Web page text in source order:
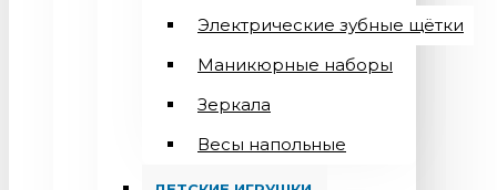
Электрические зубные щётки
Маникюрные наборы
Зеркала
Весы напольные